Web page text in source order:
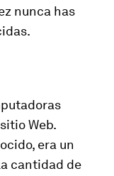
nunca has
Web.
era un
cantidad de